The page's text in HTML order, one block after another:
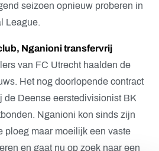
seizoen opnieuw proberen in
League.
Nganioni transfervrij
van FC Utrecht haalden de
Het nog doorlopende contract
de Deense eerstedivisionist BK
Nganioni kon sinds zijn
ploeg maar moeilijk een vaste
en gaat nu op zoek naar een